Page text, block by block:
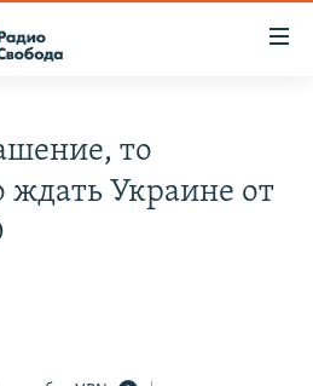
то
ждать Украине от